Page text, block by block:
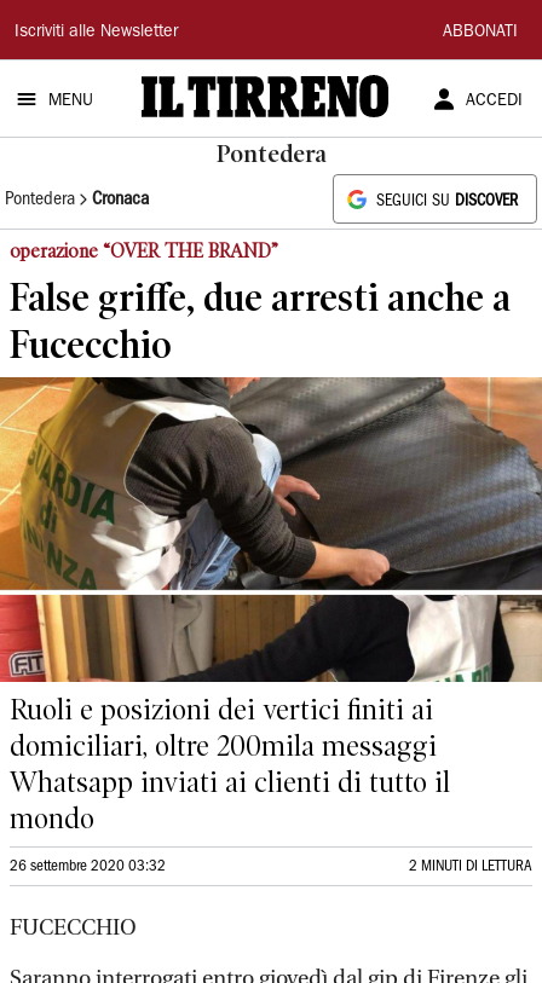
Il
Tirreno
Iscriviti alle Newsletter ABBONATI
MENU ACCEDI
Pontedera
Pontedera Cronaca SEGUICI SU DISCOVER
operazione “OVER THE BRAND”
False griffe, due arresti anche a
Fucecchio
Ruoli e posizioni dei vertici finiti ai
domiciliari, oltre 200mila messaggi
Whatsapp inviati ai clienti di tutto il
mondo
26 settembre 2020 03:32 2 MINUTI DI LETTURA
FUCECCHIO